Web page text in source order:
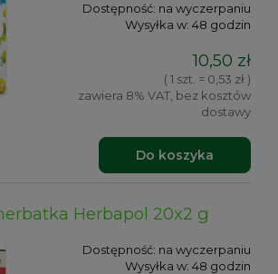
Dostępność: na wyczerpaniu
Wysyłka w: 48 godzin
10,50 zł
( 1 szt. = 0,53 zł )
zawiera 8% VAT, bez kosztów
dostawy
Do koszyka
Herbapol 20x2 g
Dostępność: na wyczerpaniu
Wysyłka w: 48 godzin